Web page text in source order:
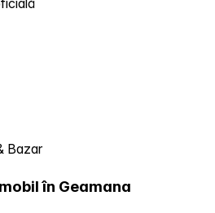
Bazar
în Geamana